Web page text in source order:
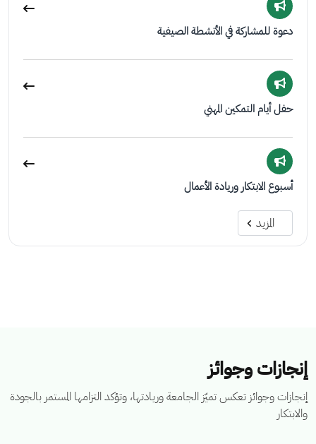
دعوة للمشاركة في الأنشطة الصيفية
حفل أيام التمكين المهني
أسبوع الابتكار وريادة الأعمال
المزيد
إنجازات وجوائز
إنجازات وجوائز تعكس تميّز الجامعة وريادتها، وتؤكد التزامها المستمر بالجودة
والابتكار